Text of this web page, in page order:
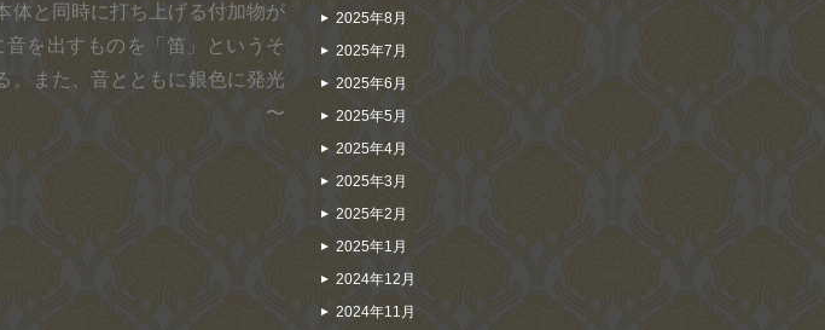
体と同時に打ち上げる付加物が
を出すものを「笛」というそ
。また、音とともに銀色に発光
2025年8月
2025年7月
2025年6月
2025年5月
2025年4月
2025年3月
2025年2月
2025年1月
2024年12月
2024年11月